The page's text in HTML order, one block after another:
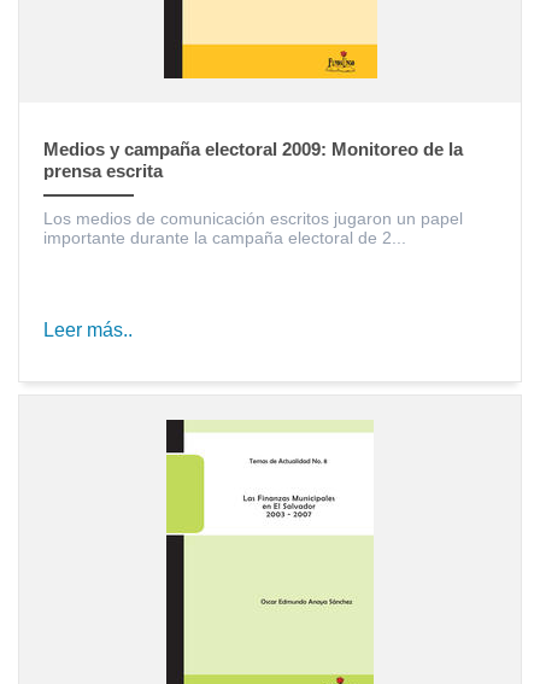
Medios y campaña electoral 2009: Monitoreo de la
prensa escrita
Los medios de comunicación escritos jugaron un papel
importante durante la campaña electoral de 2...
Leer más..